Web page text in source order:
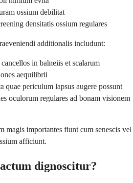
ossium debilitat
densitatis ossium regulares
additionalis includunt:
in balneiis et scalarum
aequilibrii
quae periculum lapsus augere possunt
oculorum regulares ad bonam visionem
magis importantes fiunt cum senescis vel
afficiunt.
dignoscitur?